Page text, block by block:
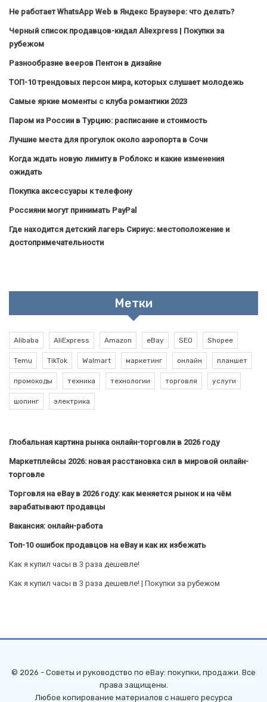
Не работает WhatsApp Web в Яндекс Браузере: что делать?
Черный список продавцов-кидал Aliexpress | Покупки за
рубежом
Разнообразие вееров Пентон в дизайне
ТОП-10 трендовых персон мира, которых слушает молодежь
Самые яркие моменты с клуба романтики 2023
Паром из России в Турцию: расписание и стоимость
Лучшие места для прогулок около аэропорта в Сочи
Когда ждать новую лимиту в Роблокс и какие изменения
ожидать
Покупка аксессуары к телефону
Россияни могут принимать PayPal
Где находится детский лагерь Сириус: местоположение и
достопримечательности
Метки
Alibaba AliExpress Amazon eBay SEO Shopee
Temu TikTok Walmart маркетинг онлайн планшет
промокоды техника технологии торговля услуги
шопинг электрика
Глобальная картина рынка онлайн-торговли в 2026 году
Маркетплейсы 2026: новая расстановка сил в мировой онлайн-
торговле
Торговля на eBay в 2026 году: как меняется рынок и на чём
зарабатывают продавцы
Вакансия: онлайн-работа
Топ-10 ошибок продавцов на eBay и как их избежать
Как я купил часы в 3 раза дешевле!
Как я купил часы в 3 раза дешевле! | Покупки за рубежом
© 2026 - Советы и руководство по eBay: покупки, продажи. Все
права защищены.
Любое копирование материалов с нашего ресурса